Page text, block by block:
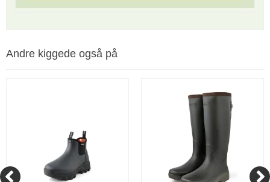
Andre kiggede også på